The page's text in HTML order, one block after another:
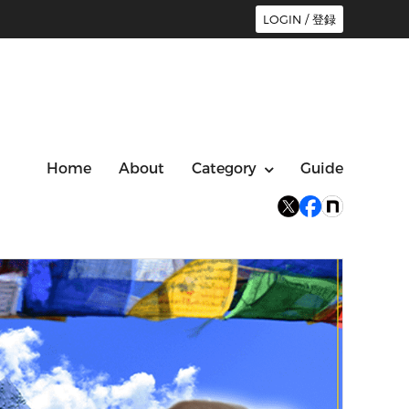
LOGIN / 登録
Home About Category Guide